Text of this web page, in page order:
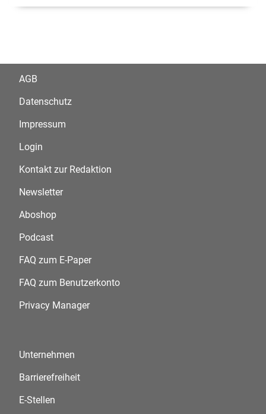
AGB
Datenschutz
Impressum
Login
Kontakt zur Redaktion
Newsletter
Aboshop
Podcast
FAQ zum E-Paper
FAQ zum Benutzerkonto
Privacy Manager
Unternehmen
Barrierefreiheit
E-Stellen